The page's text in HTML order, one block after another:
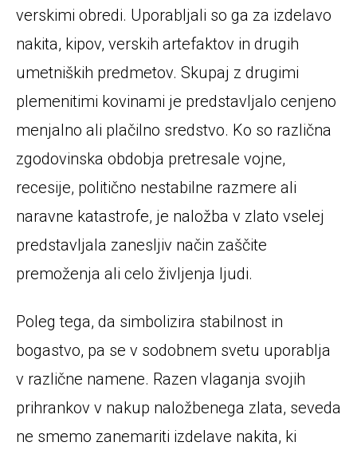
verskimi obredi. Uporabljali so ga za izdelavo
nakita, kipov, verskih artefaktov in drugih
umetniških predmetov. Skupaj z drugimi
plemenitimi kovinami je predstavljalo cenjeno
menjalno ali plačilno sredstvo. Ko so različna
zgodovinska obdobja pretresale vojne,
recesije, politično nestabilne razmere ali
naravne katastrofe, je naložba v zlato vselej
predstavljala zanesljiv način zaščite
premoženja ali celo življenja ljudi.
Poleg tega, da simbolizira stabilnost in
bogastvo, pa se v sodobnem svetu uporablja
v različne namene. Razen vlaganja svojih
prihrankov v nakup naložbenega zlata, seveda
ne smemo zanemariti izdelave nakita, ki